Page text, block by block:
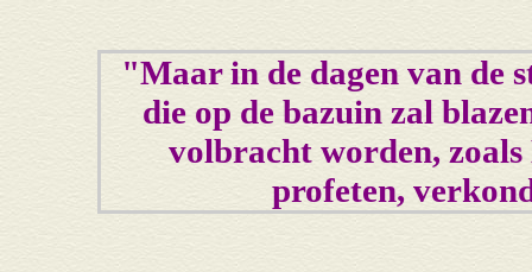
"Maar in de dagen van de
die op de bazuin zal
volbracht worden,
profeten,